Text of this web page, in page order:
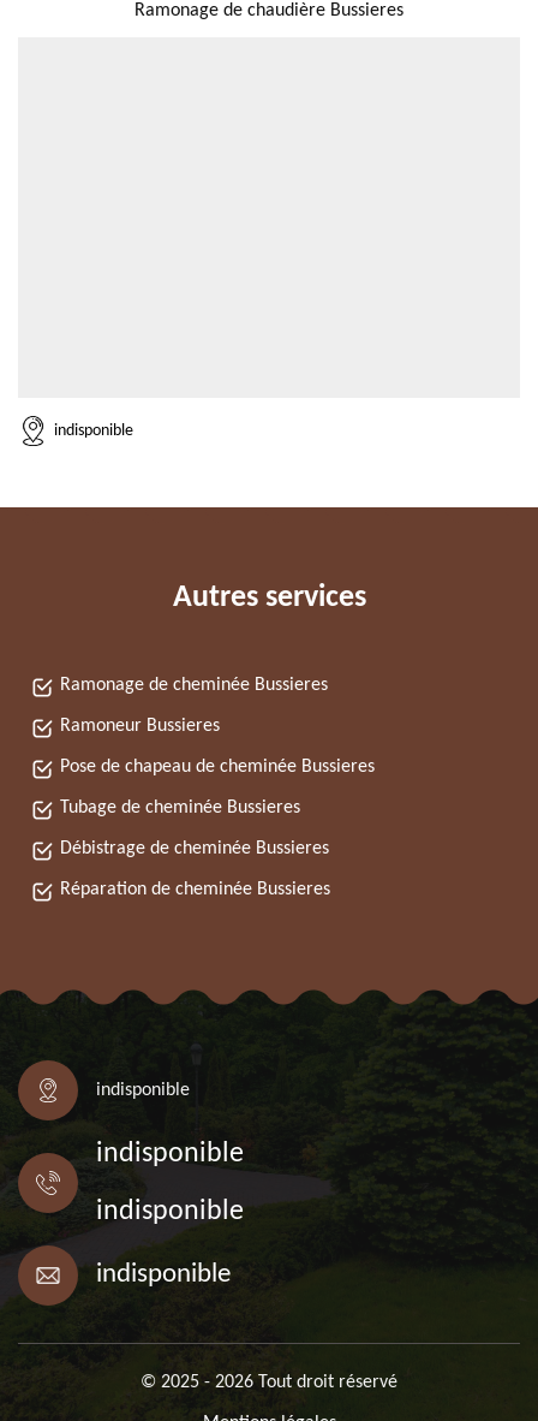
Ramonage de chaudière Bussieres
indisponible
Autres services
Ramonage de cheminée Bussieres
Ramoneur Bussieres
Pose de chapeau de cheminée Bussieres
Tubage de cheminée Bussieres
Débistrage de cheminée Bussieres
Réparation de cheminée Bussieres
indisponible
indisponible
indisponible
indisponible
© 2025 - 2026 Tout droit réservé